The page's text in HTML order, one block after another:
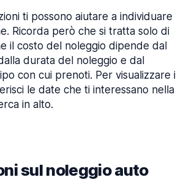
ti possono aiutare a individuare
Ricorda però che si tratta solo di
il costo del noleggio dipende dal
durata del noleggio e dal
con cui prenoti. Per visualizzare i
le date che ti interessano nella
in alto.
sul noleggio auto